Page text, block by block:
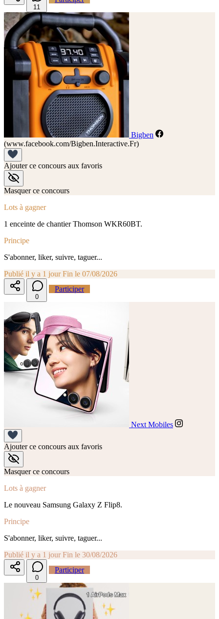
11
Bigben
(www.facebook.com/Bigben.Interactive.Fr)
Ajouter ce concours aux favoris
Masquer ce concours
Lots à gagner
1 enceinte de chantier Thomson WKR60BT.
Principe
S'abonner, liker, suivre, taguer...
Publié il y a 1 jour Fin le 07/08/2026
0
Participer
Next Mobiles
Ajouter ce concours aux favoris
Masquer ce concours
Lots à gagner
Le nouveau Samsung Galaxy Z Flip8.
Principe
S'abonner, liker, suivre, taguer...
Publié il y a 1 jour Fin le 30/08/2026
0
Participer